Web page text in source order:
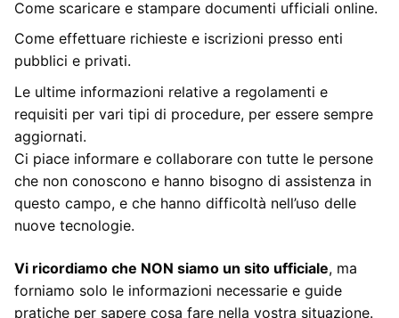
Come scaricare e stampare documenti ufficiali online.
Come effettuare richieste e iscrizioni presso enti
pubblici e privati.
Le ultime informazioni relative a regolamenti e
requisiti per vari tipi di procedure, per essere sempre
aggiornati.
Ci piace informare e collaborare con tutte le persone
che non conoscono e hanno bisogno di assistenza in
questo campo, e che hanno difficoltà nell’uso delle
nuove tecnologie.
Vi ricordiamo che NON siamo un sito ufficiale, ma
forniamo solo le informazioni necessarie e guide
pratiche per sapere cosa fare nella vostra situazione.